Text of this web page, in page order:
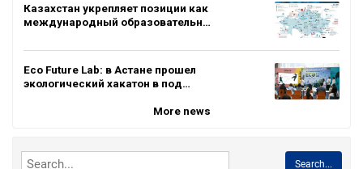
Казахстан укрепляет позиции как
международный образовательн…
Eco Future Lab: в Астане прошел
экологический хакатон в под…
More news
Search...